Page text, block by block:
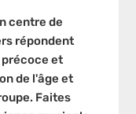
centre de
répondent
précoce et
de l'âge et
Faites